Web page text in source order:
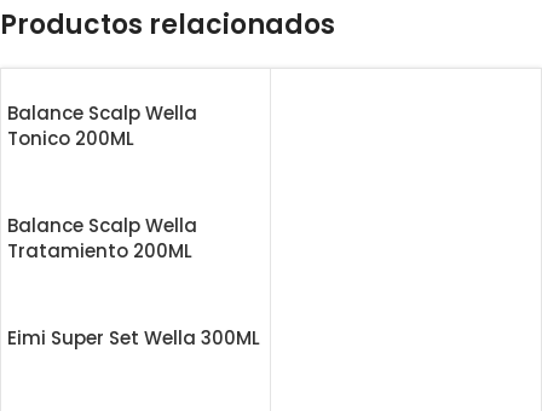
Productos relacionados
Balance Scalp Wella
Tonico 200ML
Balance Scalp Wella
Tratamiento 200ML
Eimi Super Set Wella 300ML